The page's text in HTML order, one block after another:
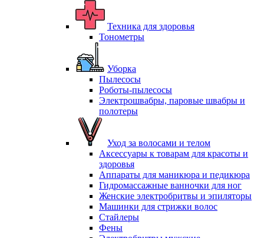
Техника для здоровья
Тонометры
Уборка
Пылесосы
Роботы-пылесосы
Электрошвабры, паровые швабры и
полотеры
Уход за волосами и телом
Аксессуары к товарам для красоты и
здоровья
Аппараты для маникюра и педикюра
Гидромассажные ванночки для ног
Женские электробритвы и эпиляторы
Машинки для стрижки волос
Стайлеры
Фены